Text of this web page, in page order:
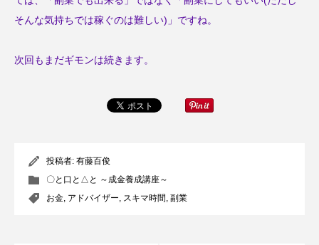
そんな気持ちでは稼ぐのは難しい)」ですね。
次回もまだギモンは続きます。
投稿者: 有藤百俊
〇と口と△と ～成金養成講座～
お金, アドバイザー, スキマ時間, 副業